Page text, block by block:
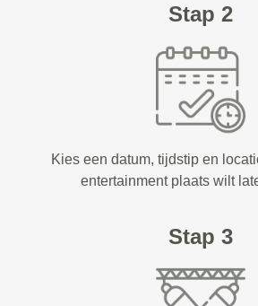
Stap 2
Kies een datum, tijdstip en
entertainment plaats wilt
Stap 3